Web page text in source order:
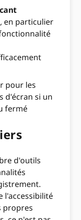
en particulier
pour les
d'écran si un
fermé
d'outils
l'accessibilité
propres